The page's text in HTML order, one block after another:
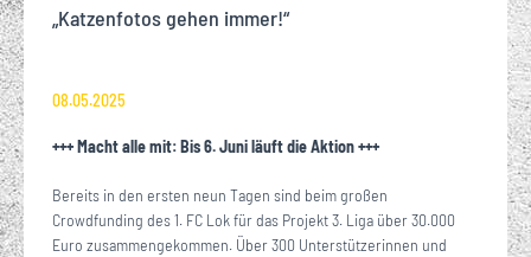
„Katzenfotos gehen immer!“
08.05.2025
+++ Macht alle mit: Bis 6. Juni läuft die Aktion +++
Bereits in den ersten neun Tagen sind beim großen
Crowdfunding des 1. FC Lok für das Projekt 3. Liga über 30.000
Euro zusammengekommen. Über 300 Unterstützerinnen und